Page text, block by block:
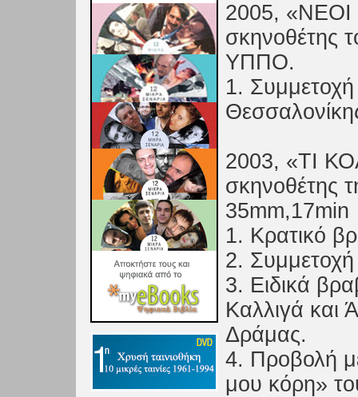
2005,
σκηνοθέτης
ΥΠΠΟ.
1.
2003, «ΤΙ
σκηνοθέτης
35mm,17min
1. Κρατικό
2.
3. Ειδικά
Καλλιγά και
Δράμας.
4. Προβολή
μου κόρη»